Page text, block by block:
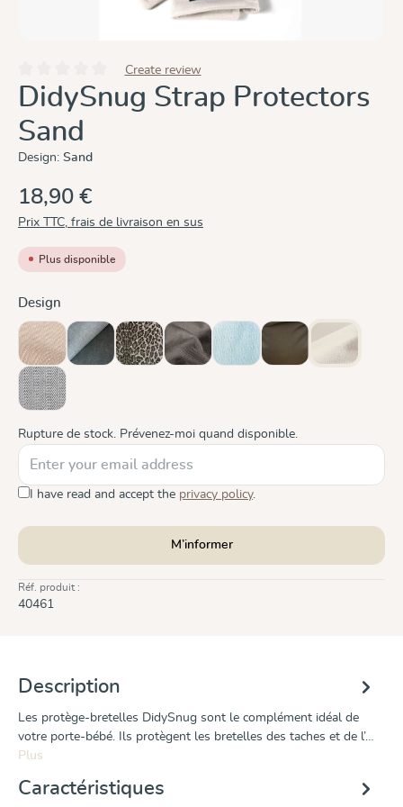
Note moyenne de 0 sur 5 étoiles
Create review
DidySnug Strap Protectors
Sand
Design: Sand
18,90 €
Prix TTC, frais de livraison en sus
Plus disponible
Sélectionnez
Design
CinnamonDoubleface Anthracite
Leo Mocca Ocean Sand
(Cette option
Silver
Rupture de stock. Prévenez-moi quand disponible.
I have read and accept the privacy policy.
M’informer
Réf. produit :
40461
Description
Les protège-bretelles DidySnug sont le complément idéal de
votre porte-bébé. Ils protègent les bretelles des taches et de l’…
Plus
Caractéristiques